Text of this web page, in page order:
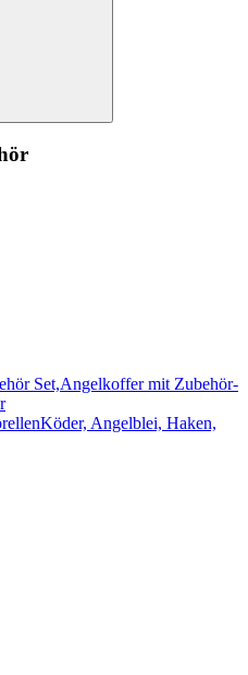
Set,Angelkoffer mit Zubehör-
Angelblei, Haken,